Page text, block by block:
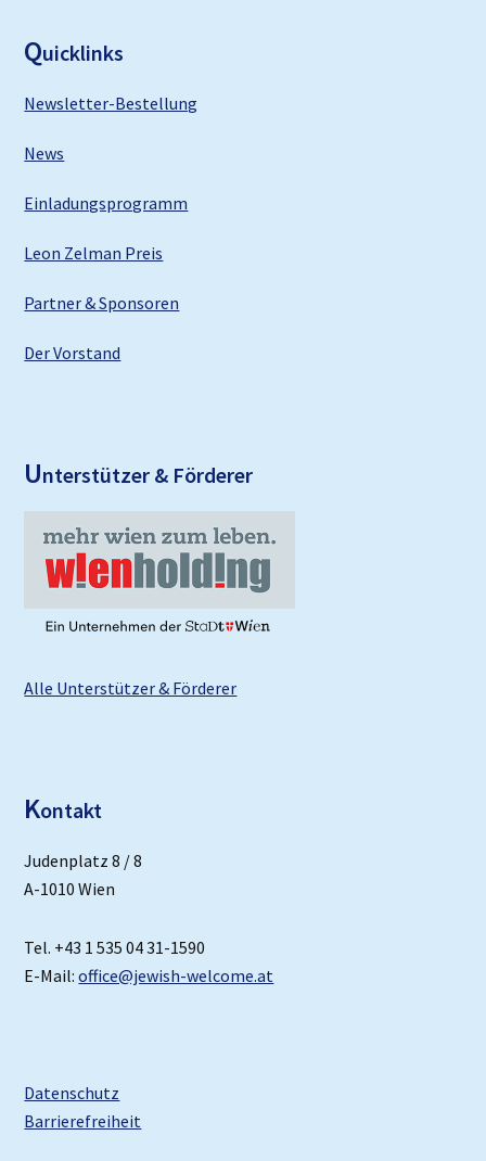
Quicklinks
Newsletter-Bestellung
News
Einladungsprogramm
Leon Zelman Preis
Partner & Sponsoren
Der Vorstand
Unterstützer & Förderer
Alle Unterstützer & Förderer
Kontakt
Judenplatz 8 / 8
A-1010 Wien
Tel. +43 1 535 04 31-1590
E-Mail:office@jewish-welcome.at
Datenschutz
Barrierefreiheit